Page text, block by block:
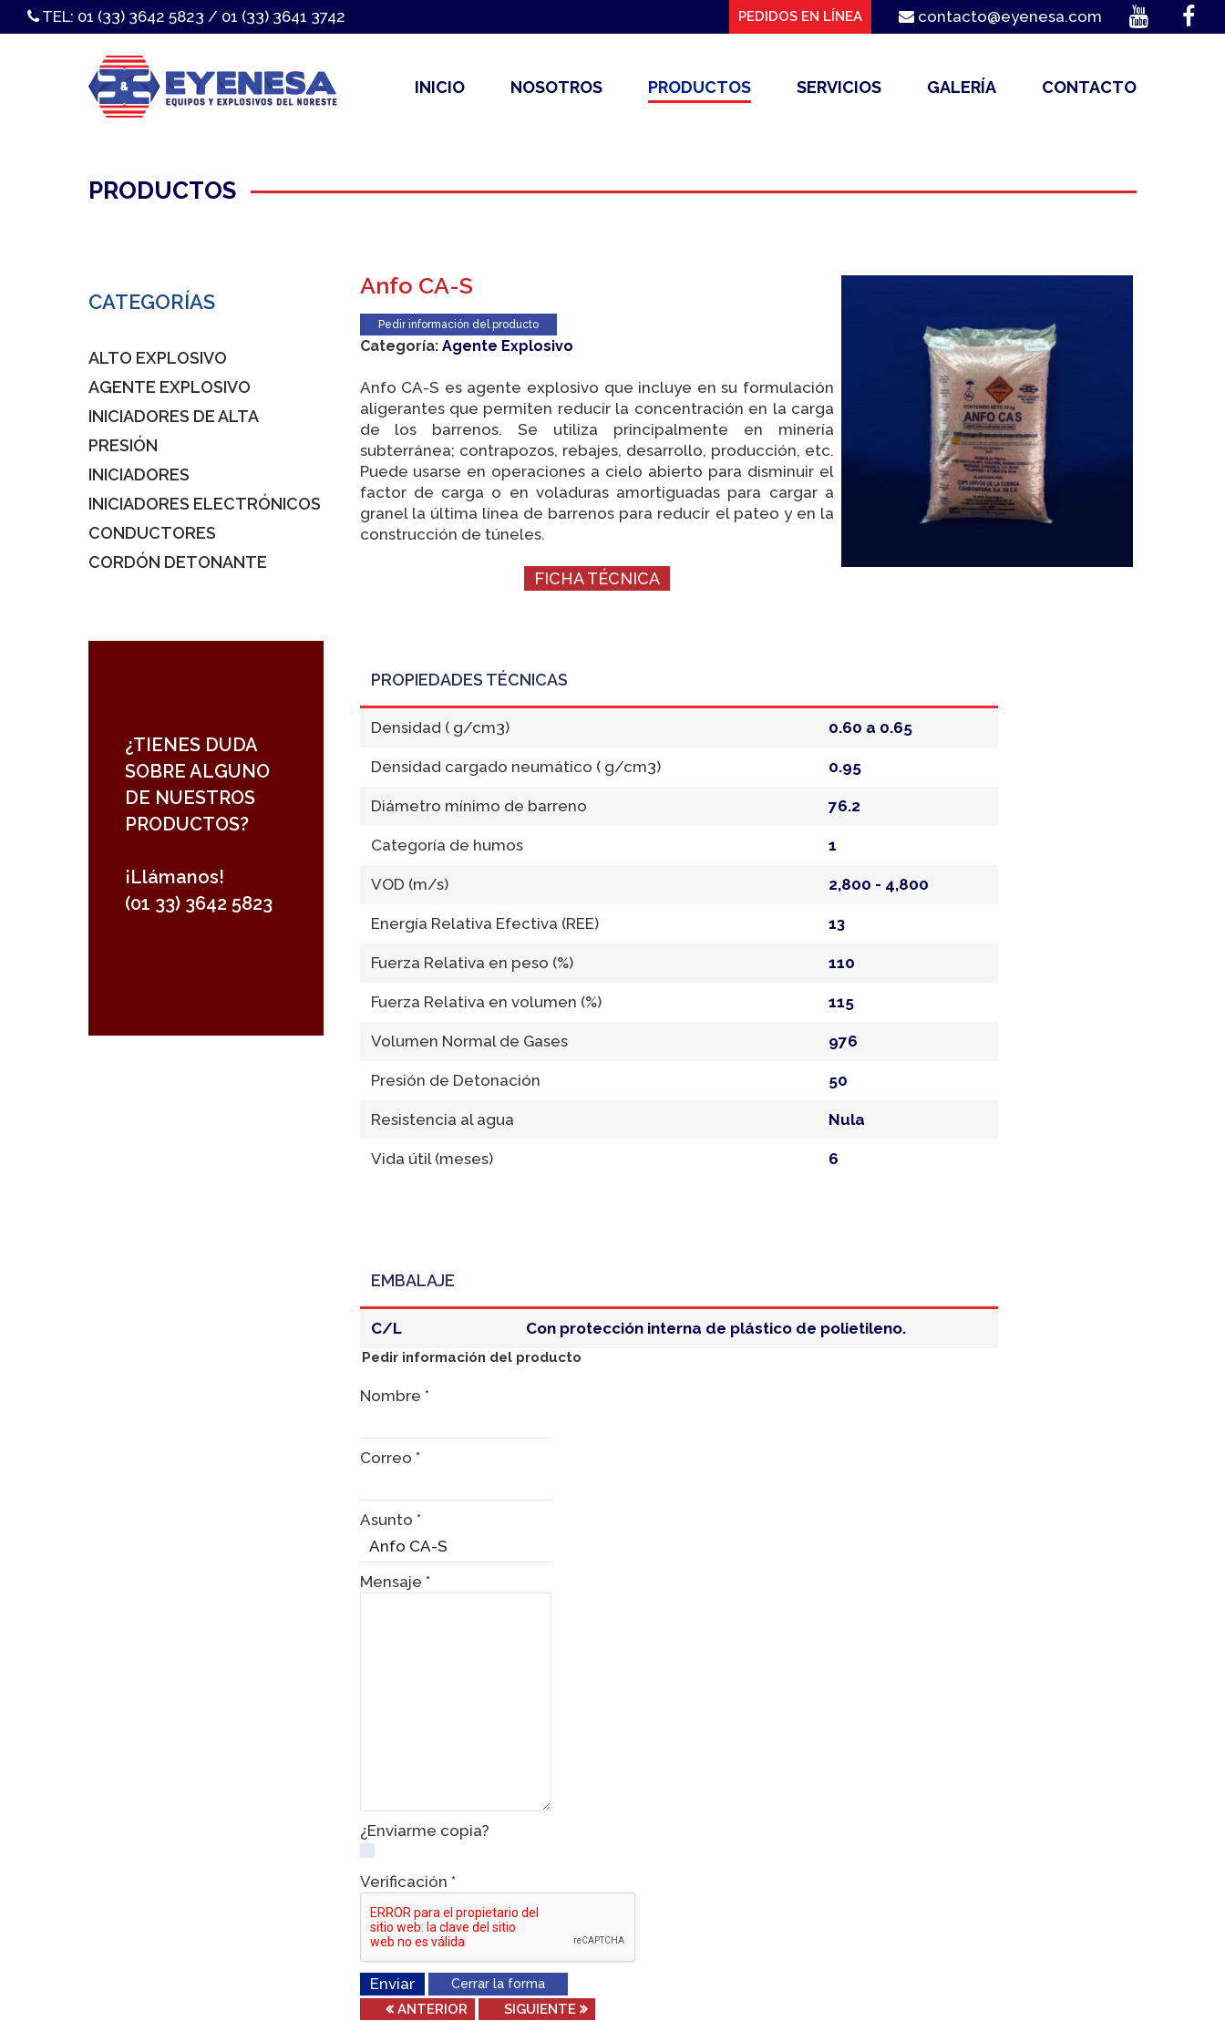
TEL: 01 (33) 3642 5823 / 01 (33) 3641 3742 PEDIDOS EN LÍNEA contacto@eyenesa.com
INICIO NOSOTROS PRODUCTOS SERVICIOS GALERÍA CONTACTO
PRODUCTOS
Anfo CA-S
Pedir información del producto
Categoría: Agente Explosivo
Anfo CA-S es agente explosivo que incluye en su formulación
aligerantes que permiten reducir la concentración en la carga
de los barrenos. Se utiliza principalmente en minería
subterránea; contrapozos, rebajes, desarrollo, producción, etc.
Puede usarse en operaciones a cielo abierto para disminuir el
factor de carga o en voladuras amortiguadas para cargar a
granel la última línea de barrenos para reducir el pateo y en la
construcción de túneles.
FICHA TÉCNICA
PROPIEDADES TÉCNICAS
Densidad ( g/cm3) 0.60 a 0.65
Densidad cargado neumático ( g/cm3) 0.95
Diámetro mínimo de barreno 76.2
Categoría de humos 1
VOD (m/s) 2,800 - 4,800
Energía Relativa Efectiva (REE) 13
Fuerza Relativa en peso (%) 110
Fuerza Relativa en volumen (%) 115
Volumen Normal de Gases 976
Presión de Detonación 50
Resistencia al agua Nula
Vida útil (meses) 6
EMBALAJE
C/L Con protección interna de plástico de polietileno.
Pedir información del producto
Nombre *
Correo *
Asunto *
Mensaje *
¿Enviarme copia?
Verificación *
Enviar Cerrar la forma
CATEGORÍAS
ALTO EXPLOSIVO
AGENTE EXPLOSIVO
INICIADORES DE ALTA
PRESIÓN
INICIADORES
INICIADORES ELECTRÓNICOS
CONDUCTORES
CORDÓN DETONANTE
¿TIENES DUDA
SOBRE ALGUNO
DE NUESTROS
PRODUCTOS?
¡Llámanos!
(01 33) 3642 5823